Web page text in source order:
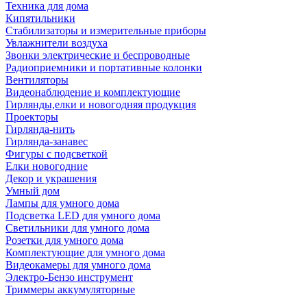
Техника для дома
Кипятильники
Стабилизаторы и измерительные приборы
Увлажнители воздуха
Звонки электрические и беспроводные
Радиоприемники и портативные колонки
Вентиляторы
Видеонаблюдение и комплектующие
Гирлянды,елки и новогодняя продукция
Проекторы
Гирлянда-нить
Гирлянда-занавес
Фигуры с подсветкой
Елки новогодние
Декор и украшения
Умный дом
Лампы для умного дома
Подсветка LED для умного дома
Светильники для умного дома
Розетки для умного дома
Комплектующие для умного дома
Видеокамеры для умного дома
Электро-Бензо инструмент
Триммеры аккумуляторные